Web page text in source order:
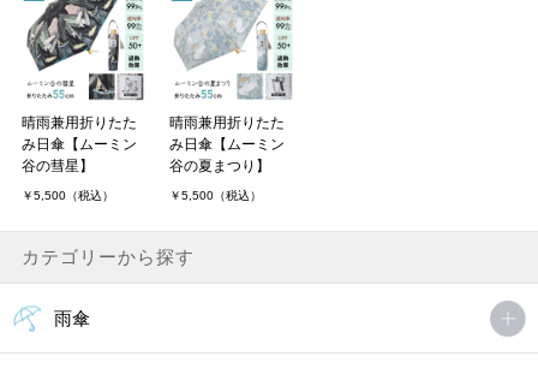
晴雨兼用折りたた
み日傘【ムーミン
谷の彗星】
￥5,500（税込）
晴雨兼用折りたた
み日傘【ムーミン
谷の夏まつり】
￥5,500（税込）
カテゴリーから探す
雨傘